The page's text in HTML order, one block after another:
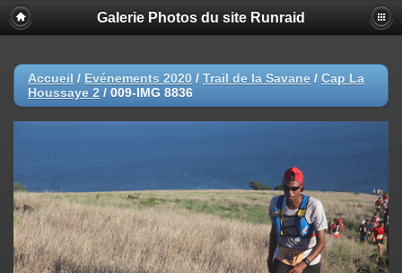
Galerie Photos du site Runraid
Accueil / Evénements 2020 / Trail de la Savane / Cap La
Houssaye 2 / 009-IMG 8836